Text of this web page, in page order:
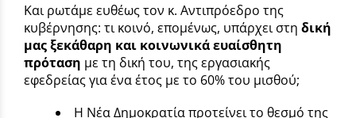
Και ρωτάμε ευθέως τον κ. Αντιπρόεδρο της
κυβέρνησης: τι κοινό, επομένως, υπάρχει στη δική
μας ξεκάθαρη και κοινωνικά ευαίσθητη
πρόταση με τη δική του, της εργασιακής
εφεδρείας για ένα έτος με το 60% του μισθού;
Η Νέα Δημοκρατία προτείνει το θεσμό της